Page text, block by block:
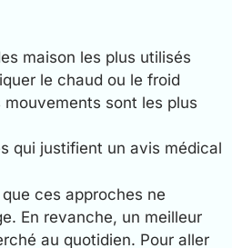
maison les plus utilisés
le chaud ou le froid
mouvements sont les plus
qui justifient un avis médical
ces approches ne
En revanche, un meilleur
au quotidien. Pour aller